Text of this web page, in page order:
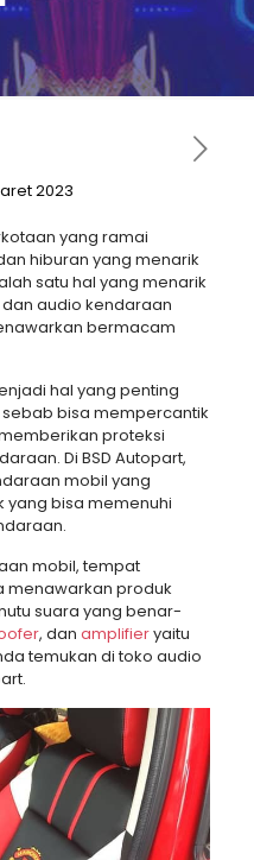
2023
yang ramai
hiburan yang menarik
satu hal yang menarik
audio kendaraan
bermacam
hal yang penting
bisa mempercantik
proteksi
Di BSD Autopart,
mobil yang
bisa memenuhi
mobil, tempat
menawarkan produk
suara yang benar-
, dan amplifieryaitu
temukan di toko audio